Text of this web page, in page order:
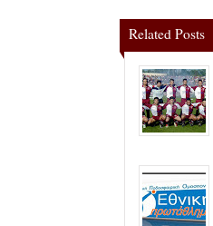
Related Posts